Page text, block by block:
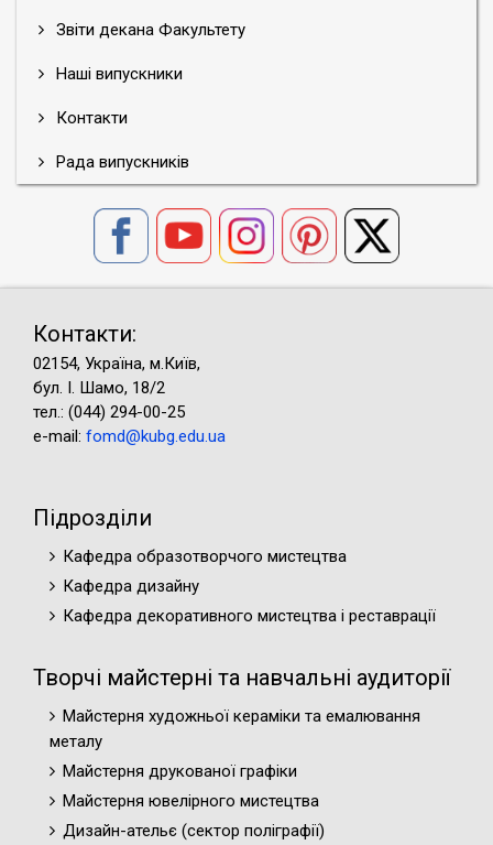
Звіти декана Факультету
Наші випускники
Контакти
Рада випускників
Контакти:
02154, Україна, м.Київ,
бул. І. Шамо, 18/2
тел.: (044) 294-00-25
e-mail: fomd@kubg.edu.ua
Підрозділи
Кафедра образотворчого мистецтва
Кафедра дизайну
Кафедра декоративного мистецтва і реставрації
Творчі майстерні та навчальні аудиторії
Майстерня художньої кераміки та емалювання
металу
Майстерня друкованої графіки
Майстерня ювелірного мистецтва
Дизайн-ательє (cектор поліграфії)